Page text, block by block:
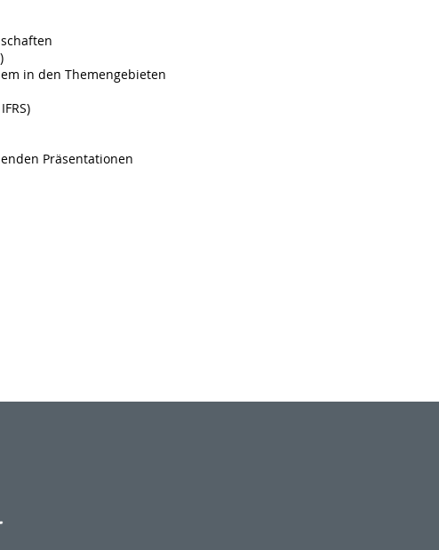
in den Themengebieten
Präsentationen